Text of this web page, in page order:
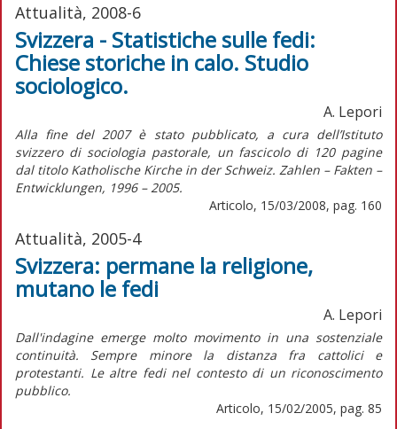
Attualità, 2008-6
Svizzera - Statistiche sulle fedi:
Chiese storiche in calo. Studio
sociologico.
A. Lepori
Alla fine del 2007 è stato pubblicato, a cura dell’Istituto
svizzero di sociologia pastorale, un fascicolo di 120 pagine
dal titolo Katholische Kirche in der Schweiz. Zahlen – Fakten –
Entwicklungen, 1996 – 2005.
Articolo, 15/03/2008, pag. 160
Attualità, 2005-4
Svizzera: permane la religione,
mutano le fedi
A. Lepori
Dall'indagine emerge molto movimento in una sostenziale
continuità. Sempre minore la distanza fra cattolici e
protestanti. Le altre fedi nel contesto di un riconoscimento
pubblico.
Articolo, 15/02/2005, pag. 85